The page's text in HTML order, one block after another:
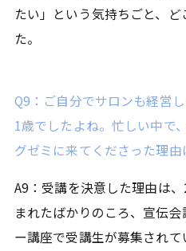
たい」という気持ちごと、
た。
Q9：ご自分でサロンも経営
1歳でしたよね。忙しい中で
グゼミに来てくださった理
A9：受講を決意した理由は
まれたばかりのころ、宣伝
ー講座で受講生が募集され